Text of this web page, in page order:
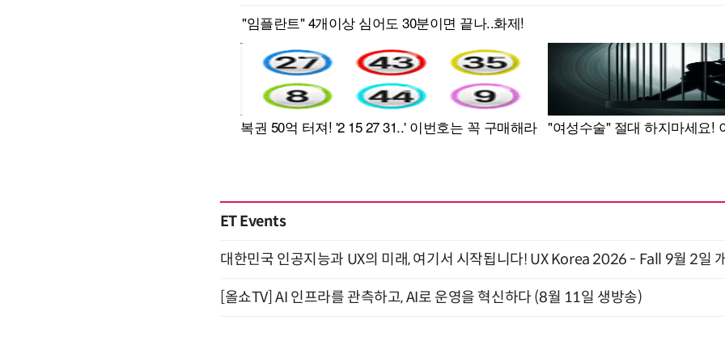
ET Events
대한민국 인공지능과 UX의 미래, 여기서 시작됩니다! UX Korea 2026 - Fall 9월 2일
[올쇼TV] AI 인프라를 관측하고, AI로 운영을 혁신하다 (8월 11일 생방송)